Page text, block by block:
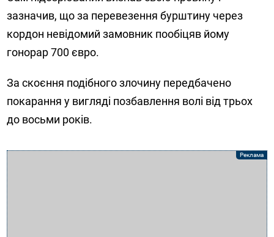
зазначив, що за перевезення бурштину через
кордон невідомий замовник пообіцяв йому
гонорар 700 євро.
За скоєння подібного злочину передбачено
покарання у вигляді позбавлення волі від трьох
до восьми років.